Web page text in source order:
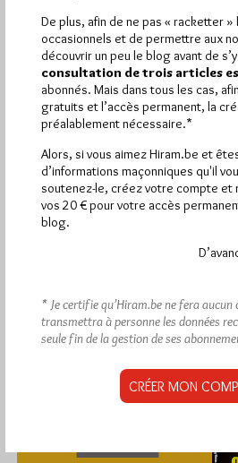
De plus, afin de ne pas « racketter
occasionnels et de permettre aux
découvrir un peu le blog avant de
consultation de trois articles
abonnés. Mais dans tous les cas,
gratuits et l’accès permanent, la
préalablement nécessaire.*
Alors, si vous aimez Hiram.be et
d’informations maçonniques qu'il
soutenez-le, créez votre compte et
vos 20 € pour votre accès
blog.
* Je certifie qu’Hiram.be ne fera aucun
transmettra à personne les données
seule fin de la gestion de ses
CRÉER MON